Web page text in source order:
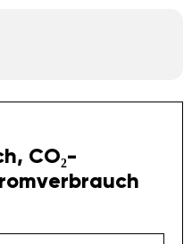
CO₂-